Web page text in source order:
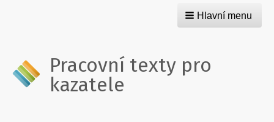
Hlavní menu
Pracovní texty pro
kazatele